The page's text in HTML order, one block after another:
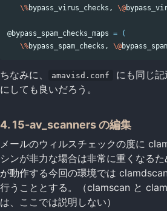
\%bypass_virus_checks, \@
@bypass_spam_checks_maps =
(
\%bypass_spam_checks, \@
ちなみに、 amavisd.conf
にも同じ
にしても良いだろう。
4. 15-av_scanners の編集
メールのウィルスチェックの度に
シンが非力な場合は非常に重くなる
が動作する今回の環境では
行うこととする。（clamscan と
は、ここでは説明しない）